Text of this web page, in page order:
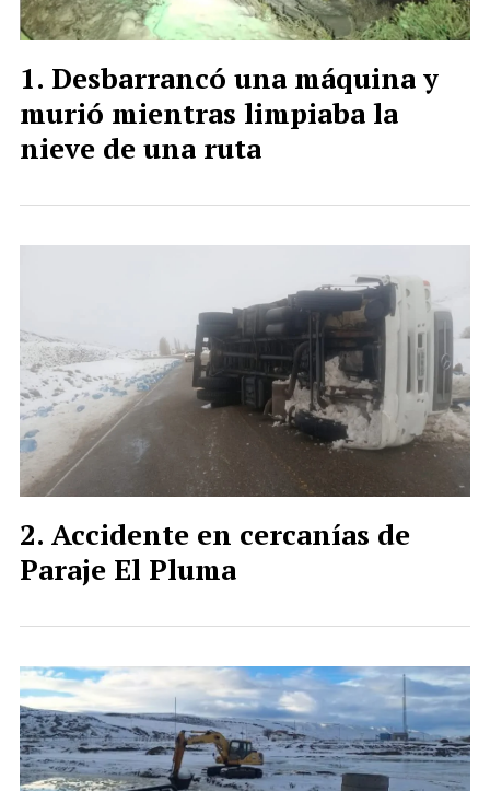
Desbarrancó una máquina y
murió mientras limpiaba la
nieve de una ruta
Accidente en cercanías de
Paraje El Pluma